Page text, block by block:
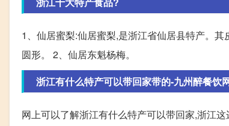
1、仙居蜜梨:仙居蜜梨,是浙江省仙居县特产。
圆形。 2、仙居东魁杨梅。
浙江有什么特产可以带回家带的-九州醉餐饮
网上可以了解浙江有什么特产可以带回家,浙江